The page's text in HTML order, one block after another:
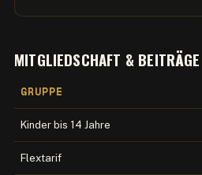
MITGLIEDSCHAFT & BEITRÄGE
GRUPPE
Kinder bis 14 Jahre
Flextarif